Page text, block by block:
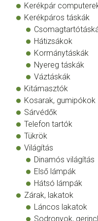
Kerékpár
Kerékpáros táskák
Hátizsákok
Kormánytáskák
Nyereg táskák
Váztáskák
Kitámasztók
Kosarak, gumipókok
Sárvédők
Telefon tartók
Tükrök
Világítás
Dinamós világítás
Első lámpák
Hátsó lámpák
Zárak, lakatok
Láncos lakatok
Sodronyok,